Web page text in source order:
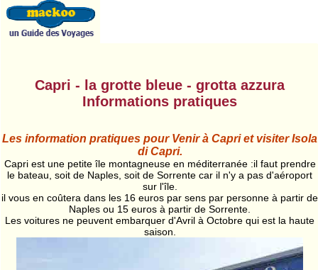
Capri - la grotte bleue - grotta azzura
Informations pratiques
Les information pratiques pour Venir à Capri et visiter Isola
di Capri.
Capri est une petite île montagneuse en méditerranée :il faut prendre
le bateau, soit de Naples, soit de Sorrente car il n'y a pas d'aéroport
sur l'île.
il vous en coûtera dans les 16 euros par sens par personne à partir de
Naples ou 15 euros à partir de Sorrente.
Les voitures ne peuvent embarquer d'Avril à Octobre qui est la haute
saison.